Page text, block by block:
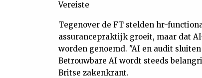
Vereiste
Tegenover de FT stelden hr-
assurancepraktijk groeit, maar dat
worden genoemd. "AI en audit
Betrouwbare AI wordt steeds
Britse zakenkrant.